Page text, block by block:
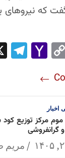
که
Wh
Co
Lin
k
Yah
l
اخبار
مرکز توزیع
گرانفروشی
مریم